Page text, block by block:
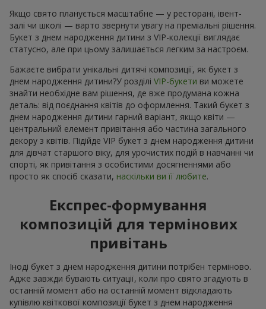
Якщо свято планується масштабне — у ресторані, івент-
залі чи школі — варто звернути увагу на преміальні рішення.
Букет з днем народження дитини з VIP-колекції виглядає
статусно, але при цьому залишається легким за настроєм.
Бажаєте вибрати унікальні дитячі композиції, як букет з
днем народження дитини?У розділі VIP-букети ви можете
знайти необхідне вам рішення, де вже продумана кожна
деталь: від поєднання квітів до оформлення. Такий букет з
днем народження дитини гарний варіант, якщо квіти —
центральний елемент привітання або частина загального
декору з квітів. Підійде VIP букет з днем народження дитини
для дівчат старшого віку, для урочистих подій в навчанні чи
спорті, як привітання з особистими досягненнями або
просто як спосіб сказати, наскільки ви її любите.
Експрес-формування
композицій для термінових
привітань
Іноді букет з днем народження дитини потрібен терміново.
Адже завжди бувають ситуації, коли про свято згадують в
останній момент або на останній момент відкладають
купівлю квіткової композиції букет з днем народження